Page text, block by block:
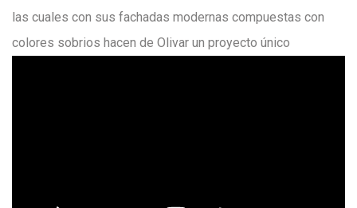
las cuales con sus fachadas modernas compuestas con
colores sobrios hacen de Olivar un proyecto único